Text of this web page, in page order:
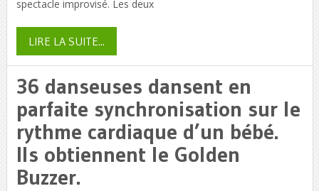
spectacle improvisé. Les deux
LIRE LA SUITE...
36 danseuses dansent en
parfaite synchronisation sur le
rythme cardiaque d’un bébé.
Ils obtiennent le Golden
Buzzer.